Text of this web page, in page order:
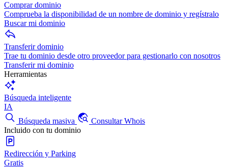
Comprar dominio
Comprueba la disponibilidad de un nombre de dominio y regístralo
Buscar mi dominio
Transferir dominio
Trae tu dominio desde otro proveedor para gestionarlo con nosotros
Transferir mi dominio
Herramientas
Búsqueda inteligente
IA
Búsqueda masiva
Consultar Whois
Incluido con tu dominio
Redirección y Parking
Gratis